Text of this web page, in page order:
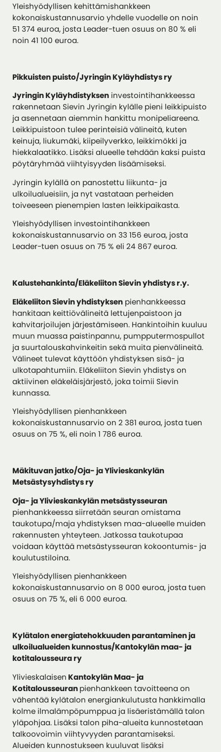
Yleishyödyllisen kehittämishankkeen
kokonaiskustannusarvio yhdelle vuodelle on noin
51 374 euroa, josta Leader-tuen osuus on 80 % eli
noin 41 100 euroa.
Pikkuisten puisto/Jyringin Kyläyhdistys ry
Jyringin Kyläyhdistyksen investointihankkeessa
rakennetaan Sievin Jyringin kylälle pieni leikkipuisto
ja asennetaan aiemmin hankittu monipeliareena.
Leikkipuistoon tulee perinteisiä välineitä, kuten
keinuja, liukumäki, kiipeilyverkko, leikkimökki ja
hiekkalaatikko. Lisäksi alueelle tehdään kaksi puista
pöytäryhmää viihtyisyyden lisäämiseksi.
Jyringin kylällä on panostettu liikunta- ja
ulkoilualueisiin, ja nyt vastataan perheiden
toiveeseen pienempien lasten leikkipaikasta.
Yleishyödyllisen investointihankkeen
kokonaiskustannusarvio on 33 156 euroa, josta
Leader-tuen osuus on 75 % eli 24 867 euroa.
Kalustehankinta/Eläkeliiton Sievin yhdistys r.y.
Eläkeliiton Sievin yhdistyksen pienhankkeessa
hankitaan keittiövälineitä lettujenpaistoon ja
kahvitarjoilujen järjestämiseen. Hankintoihin kuuluu
muun muassa paistinpannu, pumpputermospullot
ja suurtalouskahvinkeitin sekä muita pienvälineitä.
Välineet tulevat käyttöön yhdistyksen sisä- ja
ulkotapahtumiin. Eläkeliiton Sievin yhdistys on
aktiivinen eläkeläisjärjestö, joka toimii Sievin
kunnassa.
Yleishyödyllisen pienhankkeen
kokonaiskustannusarvio on 2 381 euroa, josta tuen
osuus on 75 %, eli noin 1 786 euroa.
Mäkituvan jatko/Oja- ja Ylivieskankylän
Metsästysyhdistys ry
Oja- ja Ylivieskankylän metsästysseuran
pienhankkeessa siirretään seuran omistama
taukotupa/maja yhdistyksen maa-alueelle muiden
rakennusten yhteyteen. Jatkossa taukotupaa
voidaan käyttää metsästysseuran kokoontumis- ja
koulutustiloina.
Yleishyödyllisen pienhankkeen
kokonaiskustannusarvio on 8 000 euroa, josta tuen
osuus on 75 %, eli 6 000 euroa.
Kylätalon energiatehokkuuden parantaminen ja
ulkoilualueiden kunnostus/Kantokylän maa- ja
kotitalousseurary
Ylivieskalaisen Kantokylän Maa- ja
Kotitalousseuranpienhankkeen tavoitteena on
vähentää kylätalon energiankulutusta hankkimalla
kolme ilmalämpöpumppua ja lisäeristämällä talon
yläpohjaa. Lisäksi talon piha-alueita kunnostetaan
talkoovoimin viihtyvyyden parantamiseksi.
Alueiden kunnostukseen kuuluvat lisäksi